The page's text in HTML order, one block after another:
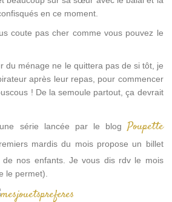
en ce moment.
coute pas cher comme vous pouvez le
du ménage ne le quittera pas de si tôt, je
après leur repas, pour commencer
! De la semoule partout, ça devrait
série lancée par le blog Poupette
mardis du mois propose un billet
nos enfants. Je vous dis rdv le mois
le permet).